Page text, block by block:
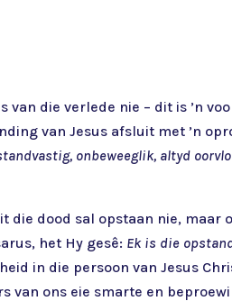
van die verlede nie – dit is ’n
van Jesus afsluit met ’n
onbeweeglik, altyd
dood sal opstaan nie, maar
het Hy gesê: Ek is die
in die persoon van Jesus
van ons eie smarte en